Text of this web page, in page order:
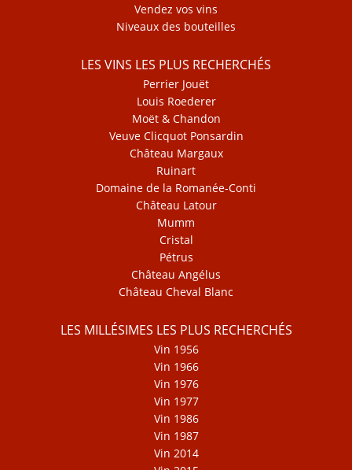
Vendez vos vins
Niveaux des bouteilles
LES VINS LES PLUS RECHERCHÉS
Perrier Jouët
Louis Roederer
Moët & Chandon
Veuve Clicquot Ponsardin
Château Margaux
Ruinart
Domaine de la Romanée-Conti
Château Latour
Mumm
Cristal
Pétrus
Château Angélus
Château Cheval Blanc
LES MILLÉSIMES LES PLUS RECHERCHÉS
Vin 1956
Vin 1966
Vin 1976
Vin 1977
Vin 1986
Vin 1987
Vin 2014